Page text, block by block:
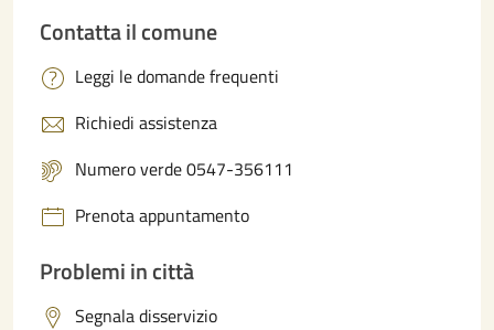
Contatta il comune
Leggi le domande frequenti
Richiedi assistenza
Numero verde 0547-356111
Prenota appuntamento
Problemi in città
Segnala disservizio